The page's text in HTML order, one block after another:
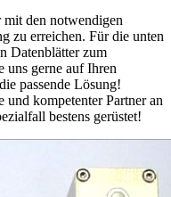
den notwendigen
zu erreichen. Für die unten
Datenblätter zum
uns gerne auf Ihren
passende Lösung!
kompetenter Partner an
bestens gerüstet!